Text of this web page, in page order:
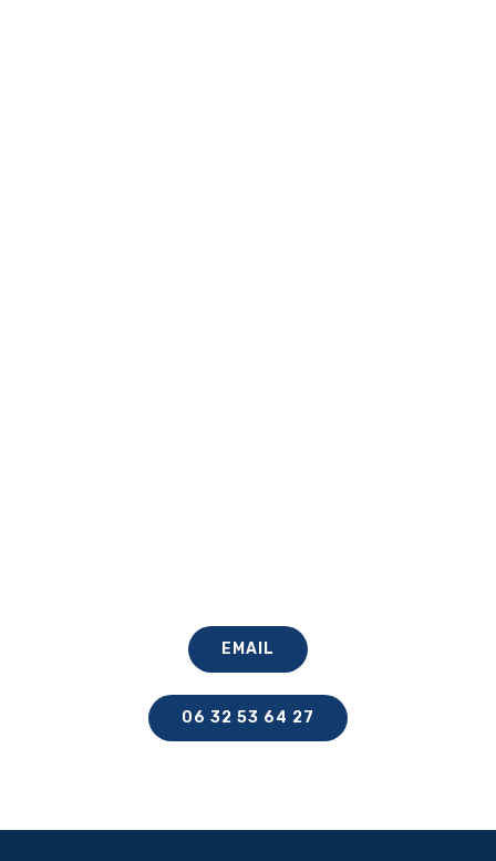
EMAIL
06 32 53 64 27